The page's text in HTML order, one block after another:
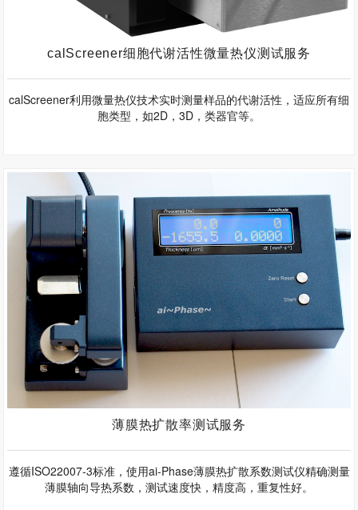
calScreener细胞代谢活性微量热仪测试服务
calScreener利用微量热仪技术实时测量样品的代谢活性，适应所有细
胞类型，如2D，3D，类器官等。
薄膜热扩散率测试服务
遵循ISO22007-3标准，使用ai-Phase薄膜热扩散系数测试仪精确测量
薄膜轴向导热系数，测试速度快，精度高，重复性好。